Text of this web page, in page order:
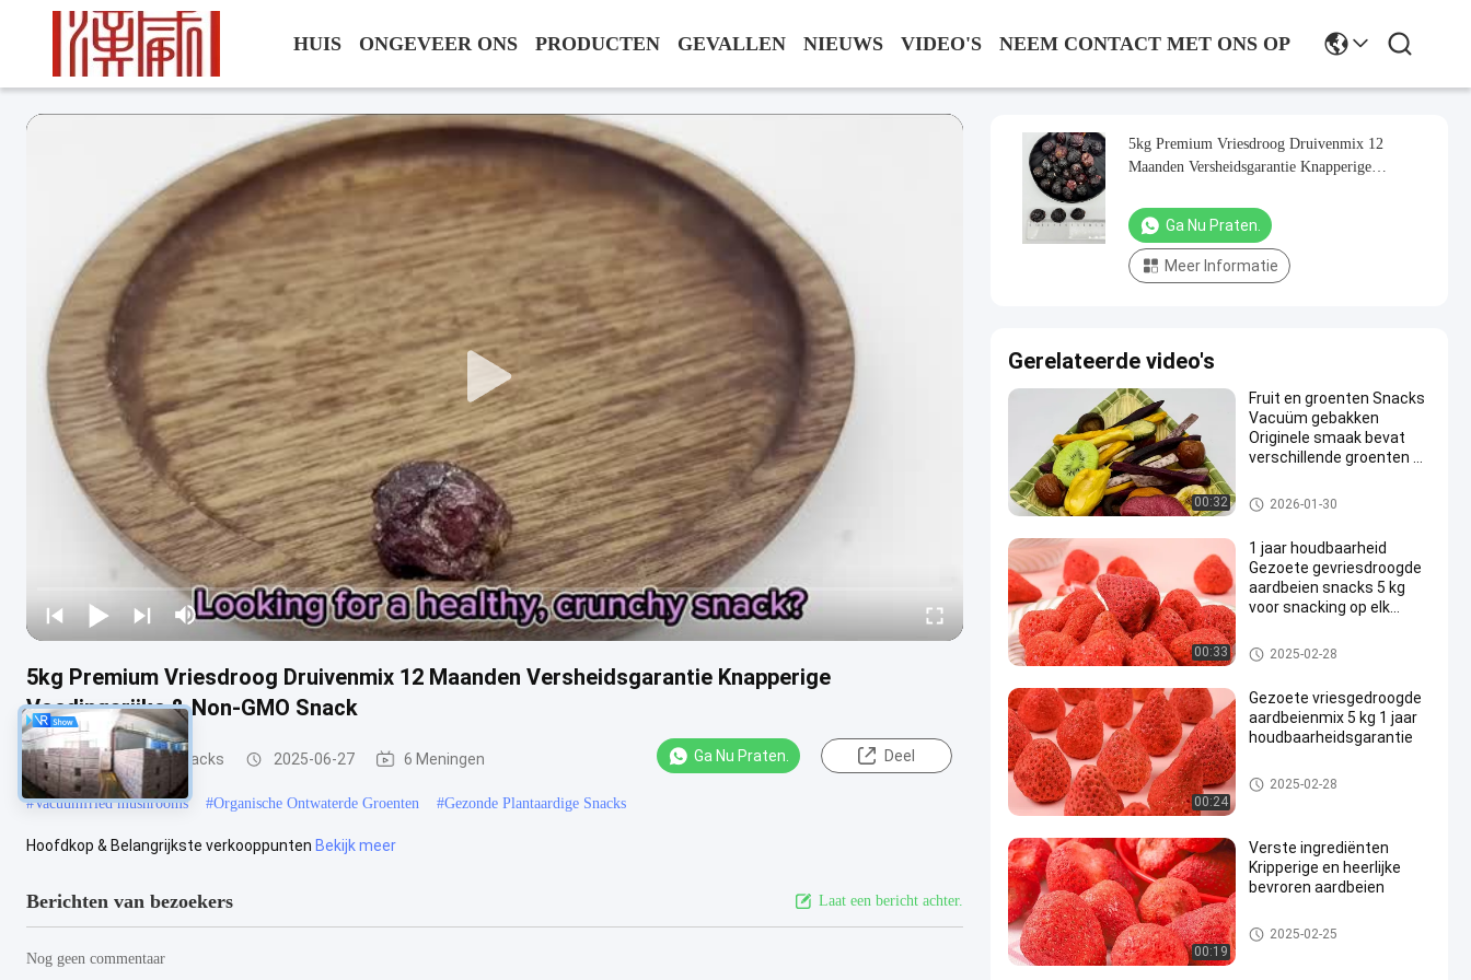
HUIS ONGEVEER ONS PRODUCTEN GEVALLEN NIEUWS VIDEO'S NEEM CONTACT MET ONS OP
5kg Premium Vriesdroog Druivenmix 12 Maanden Versheidsgarantie Knapperige
Voedingsrijke & Non-GMO Snack
Fruit en groenten Snacks 2025-06-27 6 Meningen Ga Nu Praten. Deel
#Vacuümfried mushrooms #Organische Ontwaterde Groenten #Gezonde Plantaardige Snacks
Hoofdkop & Belangrijkste verkooppunten Bekijk meer
Berichten van bezoekers Laat een bericht achter.
Nog geen commentaar
5kg Premium Vriesdroog Druivenmix 12
Maanden Versheidsgarantie Knapperige
Ga Nu Praten.
Meer Informatie
Gerelateerde video's
00:32
Fruit en groenten Snacks
Vacuüm gebakken
Originele smaak bevat
verschillende groenten en
Kiwi En Taro
Fruit en groenten Snacks
2026-01-30
00:33
1 jaar houdbaarheid
Gezoete gevriesdroogde
aardbeien snacks 5 kg
voor snacking op elk
Fruit en groenten Snacks
2025-02-28
00:24
Gezoete vriesgedroogde
aardbeienmix 5 kg 1 jaar
houdbaarheidsgarantie
Fruit en groenten Snacks
2025-02-28
00:19
Verste ingrediënten
Kripperige en heerlijke
bevroren aardbeien
Fruit en groenten Snacks
2025-02-25